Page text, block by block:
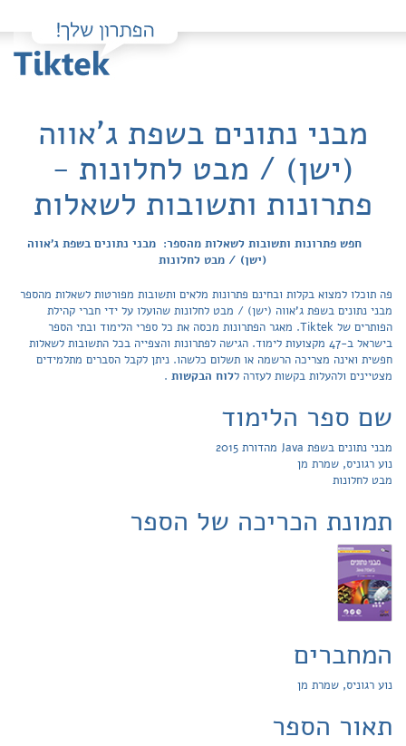
מבני נתונים בשפת ג'אווה
(ישן) / מבט לחלונות -
פתרונות ותשובות לשאלות
חפש פתרונות ותשובות לשאלות מהספר: מבני נתונים בשפת ג'אווה
(ישן) / מבט לחלונות
פה תוכלו למצוא בקלות ובחינם פתרונות מלאים ותשובות מפורטות לשאלות מהספר
מבני נתונים בשפת ג'אווה (ישן) / מבט לחלונות שהועלו על ידי חברי קהילת
הפותרים של Tiktek. מאגר הפתרונות מכסה את כל ספרי הלימוד ובתי הספר
בישראל ב-47 מקצועות לימוד. הגישה לפתרונות והצפייה בכל התשובות לשאלות
חפשית ואינה מצריכה הרשמה או תשלום כלשהו. ניתן לקבל הסברים מתלמידים
מצטיינים ולהעלות בקשות לעזרה ללוח הבקשות .
שם ספר הלימוד
מבני נתונים בשפת Java מהדורת 2015
נוע רגוניס, שמרת מן
מבט לחלונות
תמונת הכריכה של הספר
המחברים
נוע רגוניס, שמרת מן
תאור הספר